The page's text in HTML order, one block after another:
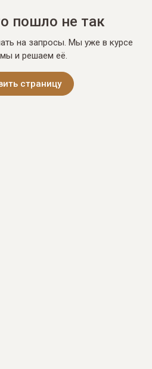
пошло не так
на запросы. Мы уже в курсе
и решаем её.
страницу